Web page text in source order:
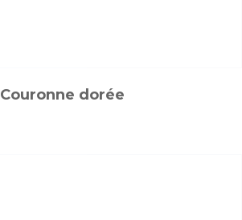
Couronne dorée